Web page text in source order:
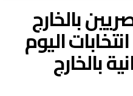
بالخارج
اليوم
بالخارج